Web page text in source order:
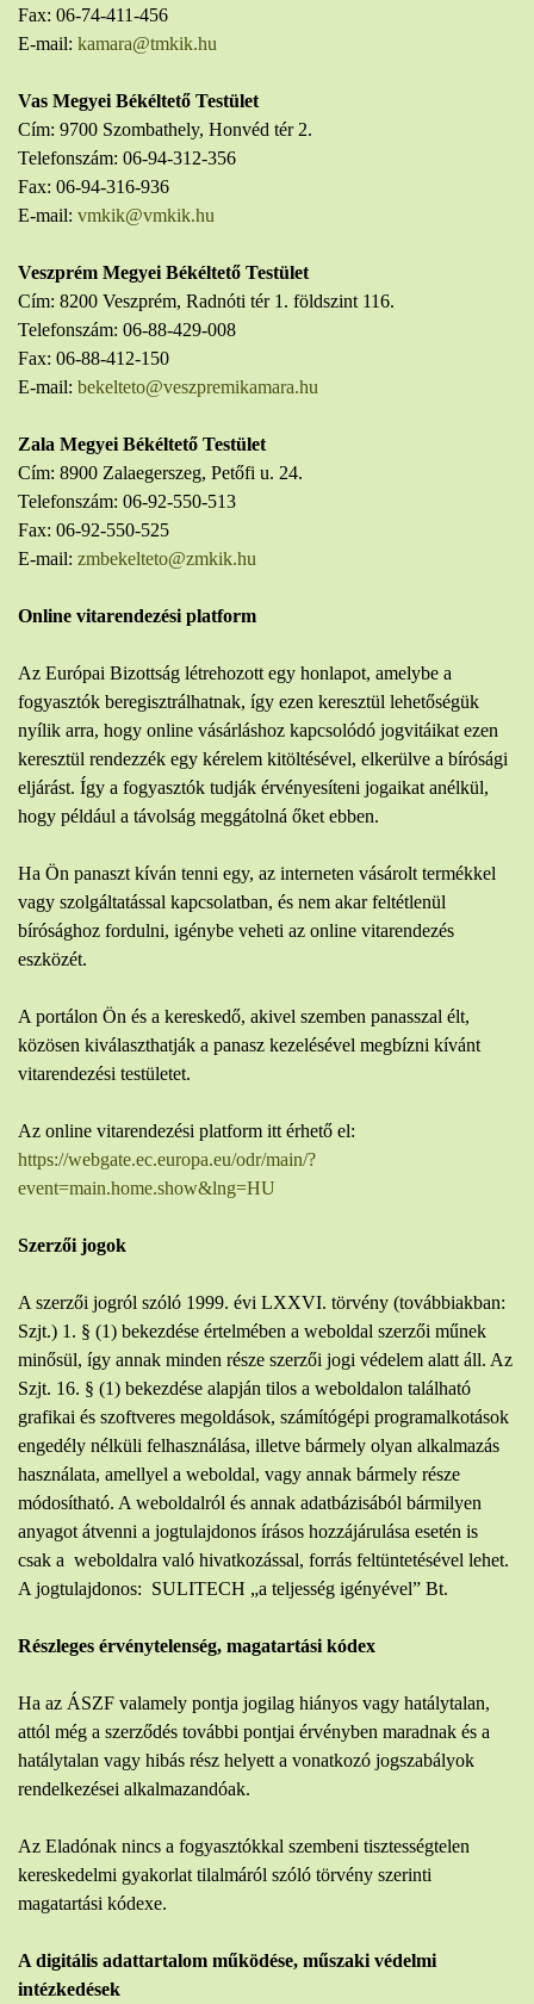
Fax: 06-74-411-456
E-mail: kamara@tmkik.hu
Vas Megyei Békéltető Testület
Cím: 9700 Szombathely, Honvéd tér 2.
Telefonszám: 06-94-312-356
Fax: 06-94-316-936
E-mail: vmkik@vmkik.hu
Veszprém Megyei Békéltető Testület
Cím: 8200 Veszprém, Radnóti tér 1. földszint 116.
Telefonszám: 06-88-429-008
Fax: 06-88-412-150
E-mail: bekelteto@veszpremikamara.hu
Zala Megyei Békéltető Testület
Cím: 8900 Zalaegerszeg, Petőfi u. 24.
Telefonszám: 06-92-550-513
Fax: 06-92-550-525
E-mail: zmbekelteto@zmkik.hu
Online vitarendezési platform
Az Európai Bizottság létrehozott egy honlapot, amelybe a
fogyasztók beregisztrálhatnak, így ezen keresztül lehetőségük
nyílik arra, hogy online vásárláshoz kapcsolódó jogvitáikat ezen
keresztül rendezzék egy kérelem kitöltésével, elkerülve a bírósági
eljárást. Így a fogyasztók tudják érvényesíteni jogaikat anélkül,
hogy például a távolság meggátolná őket ebben.
Ha Ön panaszt kíván tenni egy, az interneten vásárolt termékkel
vagy szolgáltatással kapcsolatban, és nem akar feltétlenül
bírósághoz fordulni, igénybe veheti az online vitarendezés
eszközét.
A portálon Ön és a kereskedő, akivel szemben panasszal élt,
közösen kiválaszthatják a panasz kezelésével megbízni kívánt
vitarendezési testületet.
Az online vitarendezési platform itt érhető el:
https://webgate.ec.europa.eu/odr/main/?
event=main.home.show&lng=HU
Szerzői jogok
A szerzői jogról szóló 1999. évi LXXVI. törvény (továbbiakban:
Szjt.) 1. § (1) bekezdése értelmében a weboldal szerzői műnek
minősül, így annak minden része szerzői jogi védelem alatt áll. Az
Szjt. 16. § (1) bekezdése alapján tilos a weboldalon található
grafikai és szoftveres megoldások, számítógépi programalkotások
engedély nélküli felhasználása, illetve bármely olyan alkalmazás
használata, amellyel a weboldal, vagy annak bármely része
módosítható. A weboldalról és annak adatbázisából bármilyen
anyagot átvenni a jogtulajdonos írásos hozzájárulása esetén is
csak a weboldalra való hivatkozással, forrás feltüntetésével lehet.
A jogtulajdonos: SULITECH „a teljesség igényével” Bt.
Részleges érvénytelenség, magatartási kódex
Ha az ÁSZF valamely pontja jogilag hiányos vagy hatálytalan,
attól még a szerződés további pontjai érvényben maradnak és a
hatálytalan vagy hibás rész helyett a vonatkozó jogszabályok
rendelkezései alkalmazandóak.
Az Eladónak nincs a fogyasztókkal szembeni tisztességtelen
kereskedelmi gyakorlat tilalmáról szóló törvény szerinti
magatartási kódexe.
A digitális adattartalom működése, műszaki védelmi
intézkedések